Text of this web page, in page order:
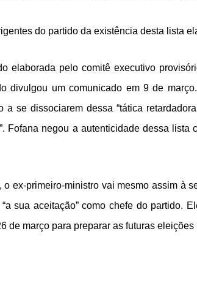
do partido da existência desta lista
elaborada pelo comitê executivo
divulgou um comunicado em 9 de
a se dissociarem dessa “tática
Fofana negou a autenticidade dessa lista
ex-primeiro-ministro vai mesmo assim à
sua aceitação” como chefe do partido.
de março para preparar as futuras eleições